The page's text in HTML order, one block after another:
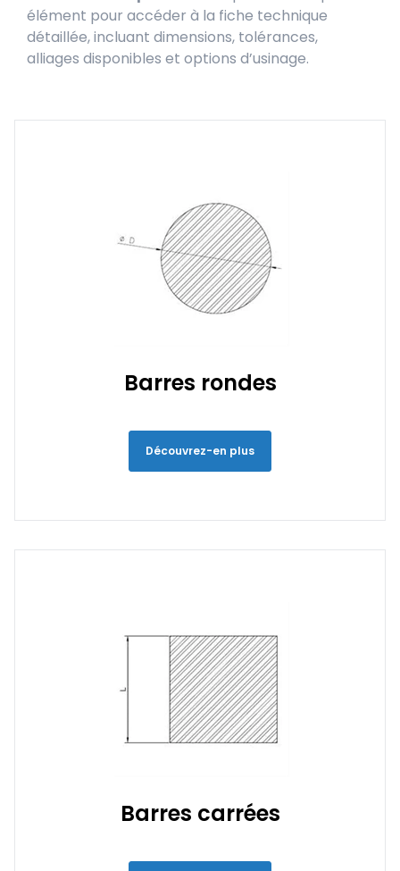
élément pour accéder à la fiche technique
détaillée, incluant dimensions, tolérances,
alliages disponibles et options d’usinage.
Barres rondes
Découvrez-en plus
Barres carrées